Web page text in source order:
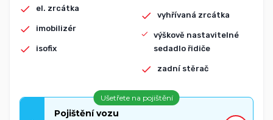
el. zrcátka
imobilizér
isofix
vyhřívaná zrcátka
výškově nastavitelné
sedadlo řidiče
zadní stěrač
Ušetřete na pojištění
Pojištění vozu